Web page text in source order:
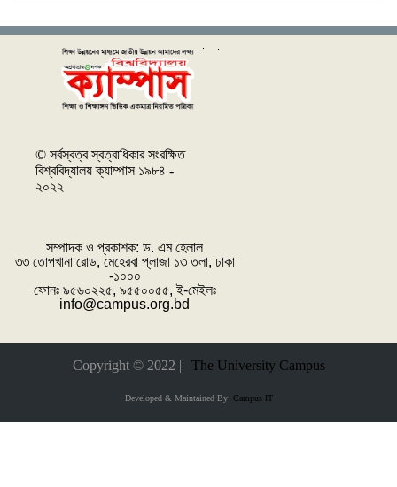
© সর্বস্বত্ব স্বত্বাধিকার সংরক্ষিত
বিশ্ববিদ্যালয় ক্যাম্পাস ১৯৮৪ -
২০২২
সম্পাদক ও প্রকাশক: ‌ড. এম হেলাল
৩৩ তোপখানা রোড, মেহেরবা প্লাজা ১৩ তলা, ঢাকা
-১০০০
ফোনঃ ৯৫৬০২২৫, ৯৫৫০০৫৫, ই-মেইলঃ
info@campus.org.bd
Copyright © 2022 || The University Campus
Developed & Maintained ByCampus IT